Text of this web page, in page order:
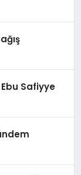
Safiyye